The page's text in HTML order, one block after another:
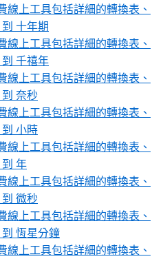
線上工具包括詳細的轉換表、
十年期
線上工具包括詳細的轉換表、
千禧年
線上工具包括詳細的轉換表、
奈秒
線上工具包括詳細的轉換表、
小時
線上工具包括詳細的轉換表、
年
線上工具包括詳細的轉換表、
微秒
線上工具包括詳細的轉換表、
恆星分鐘
線上工具包括詳細的轉換表、